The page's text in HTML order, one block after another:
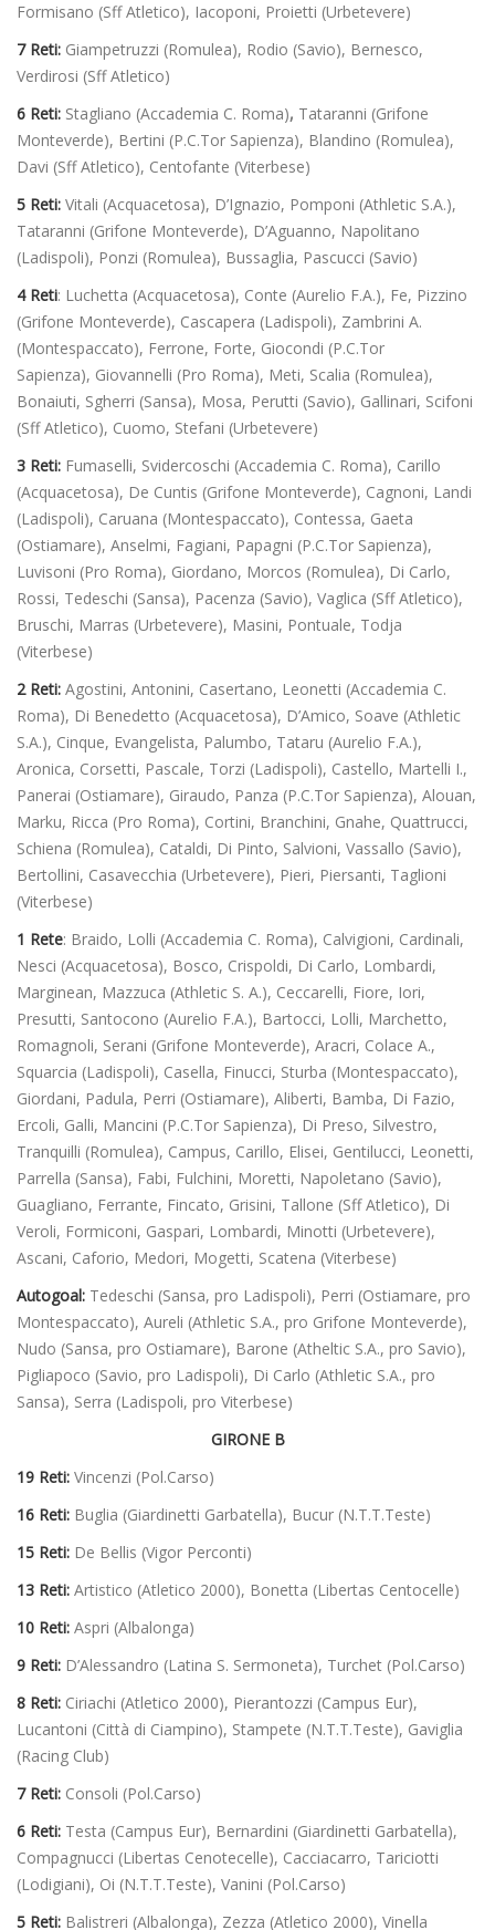
Formisano (Sff Atletico), Iacoponi, Proietti (Urbetevere)
7 Reti: Giampetruzzi (Romulea), Rodio (Savio), Bernesco,
Verdirosi (Sff Atletico)
6 Reti: Stagliano (Accademia C. Roma), Tataranni (Grifone
Monteverde), Bertini (P.C.Tor Sapienza), Blandino (Romulea),
Davi (Sff Atletico), Centofante (Viterbese)
5 Reti: Vitali (Acquacetosa), D’Ignazio, Pomponi (Athletic S.A.),
Tataranni (Grifone Monteverde), D’Aguanno, Napolitano
(Ladispoli), Ponzi (Romulea), Bussaglia, Pascucci (Savio)
4 Reti: Luchetta (Acquacetosa), Conte (Aurelio F.A.), Fe, Pizzino
(Grifone Monteverde), Cascapera (Ladispoli), Zambrini A.
(Montespaccato), Ferrone, Forte, Giocondi (P.C.Tor
Sapienza), Giovannelli (Pro Roma), Meti, Scalia (Romulea),
Bonaiuti, Sgherri (Sansa), Mosa, Perutti (Savio), Gallinari, Scifoni
(Sff Atletico), Cuomo, Stefani (Urbetevere)
3 Reti: Fumaselli, Svidercoschi (Accademia C. Roma), Carillo
(Acquacetosa), De Cuntis (Grifone Monteverde), Cagnoni, Landi
(Ladispoli), Caruana (Montespaccato), Contessa, Gaeta
(Ostiamare), Anselmi, Fagiani, Papagni (P.C.Tor Sapienza),
Luvisoni (Pro Roma), Giordano, Morcos (Romulea), Di Carlo,
Rossi, Tedeschi (Sansa), Pacenza (Savio), Vaglica (Sff Atletico),
Bruschi, Marras (Urbetevere), Masini, Pontuale, Todja
(Viterbese)
2 Reti: Agostini, Antonini, Casertano, Leonetti (Accademia C.
Roma), Di Benedetto (Acquacetosa), D’Amico, Soave (Athletic
S.A.), Cinque, Evangelista, Palumbo, Tataru (Aurelio F.A.),
Aronica, Corsetti, Pascale, Torzi (Ladispoli), Castello, Martelli I.,
Panerai (Ostiamare), Giraudo, Panza (P.C.Tor Sapienza), Alouan,
Marku, Ricca (Pro Roma), Cortini, Branchini, Gnahe, Quattrucci,
Schiena (Romulea), Cataldi, Di Pinto, Salvioni, Vassallo (Savio),
Bertollini, Casavecchia (Urbetevere), Pieri, Piersanti, Taglioni
(Viterbese)
1 Rete: Braido, Lolli (Accademia C. Roma), Calvigioni, Cardinali,
Nesci (Acquacetosa), Bosco, Crispoldi, Di Carlo, Lombardi,
Marginean, Mazzuca (Athletic S. A.), Ceccarelli, Fiore, Iori,
Presutti, Santocono (Aurelio F.A.), Bartocci, Lolli, Marchetto,
Romagnoli, Serani (Grifone Monteverde), Aracri, Colace A.,
Squarcia (Ladispoli), Casella, Finucci, Sturba (Montespaccato),
Giordani, Padula, Perri (Ostiamare), Aliberti, Bamba, Di Fazio,
Ercoli, Galli, Mancini (P.C.Tor Sapienza), Di Preso, Silvestro,
Tranquilli (Romulea), Campus, Carillo, Elisei, Gentilucci, Leonetti,
Parrella (Sansa), Fabi, Fulchini, Moretti, Napoletano (Savio),
Guagliano, Ferrante, Fincato, Grisini, Tallone (Sff Atletico), Di
Veroli, Formiconi, Gaspari, Lombardi, Minotti (Urbetevere),
Ascani, Caforio, Medori, Mogetti, Scatena (Viterbese)
Autogoal: Tedeschi (Sansa, pro Ladispoli), Perri (Ostiamare, pro
Montespaccato), Aureli (Athletic S.A., pro Grifone Monteverde),
Nudo (Sansa, pro Ostiamare), Barone (Atheltic S.A., pro Savio),
Pigliapoco (Savio, pro Ladispoli), Di Carlo (Athletic S.A., pro
Sansa), Serra (Ladispoli, pro Viterbese)
GIRONE B
19 Reti: Vincenzi (Pol.Carso)
16 Reti: Buglia (Giardinetti Garbatella), Bucur (N.T.T.Teste)
15 Reti: De Bellis (Vigor Perconti)
13 Reti: Artistico (Atletico 2000), Bonetta (Libertas Centocelle)
10 Reti: Aspri (Albalonga)
9 Reti: D’Alessandro (Latina S. Sermoneta), Turchet (Pol.Carso)
8 Reti: Ciriachi (Atletico 2000), Pierantozzi (Campus Eur),
Lucantoni (Città di Ciampino), Stampete (N.T.T.Teste), Gaviglia
(Racing Club)
7 Reti: Consoli (Pol.Carso)
6 Reti: Testa (Campus Eur), Bernardini (Giardinetti Garbatella),
Compagnucci (Libertas Cenotecelle), Cacciacarro, Tariciotti
(Lodigiani), Oi (N.T.T.Teste), Vanini (Pol.Carso)
5 Reti: Balistreri (Albalonga), Zezza (Atletico 2000), Vinella